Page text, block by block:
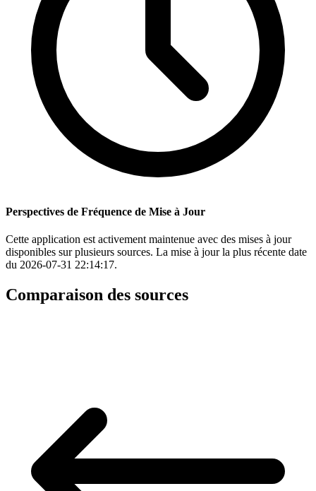
Perspectives de Fréquence de Mise à Jour
Cette application est activement maintenue avec des mises à jour
disponibles sur plusieurs sources. La mise à jour la plus récente date
du 2026-07-31 22:14:17.
Comparaison des sources